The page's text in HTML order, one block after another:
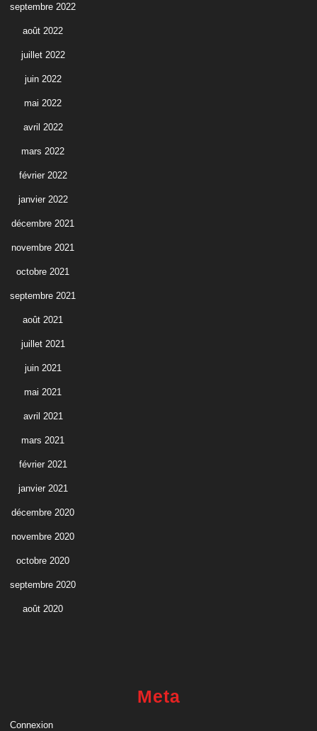
septembre 2022
août 2022
juillet 2022
juin 2022
mai 2022
avril 2022
mars 2022
février 2022
janvier 2022
décembre 2021
novembre 2021
octobre 2021
septembre 2021
août 2021
juillet 2021
juin 2021
mai 2021
avril 2021
mars 2021
février 2021
janvier 2021
décembre 2020
novembre 2020
octobre 2020
septembre 2020
août 2020
Meta
Connexion